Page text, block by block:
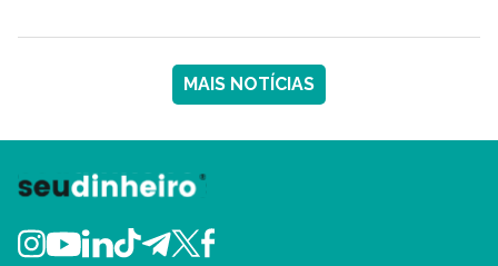
MAIS NOTÍCIAS